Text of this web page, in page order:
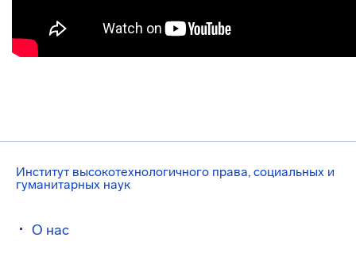
Институт высокотехнологичного права, социальных и
гуманитарных наук
О нас